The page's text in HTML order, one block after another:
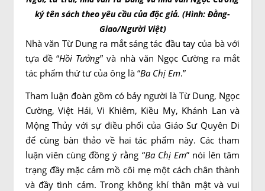
ký tên sách theo yêu cầu của độc giả. (Hình: Đằng-
Giao/Người Việt)
Nhà văn Từ Dung ra mắt sáng tác đầu tay của bà với
tựa đề “Hồi Tưởng” và nhà văn Ngọc Cường ra mắt
tác phẩm thứ tư của ông là “Ba Chị Em.”
Tham luận đoàn gồm có bảy người là Từ Dung, Ngọc
Cường, Việt Hải, Vi Khiêm, Kiều My, Khánh Lan và
Mộng Thủy với sự điều phối của Giáo Sư Quyên Di
để cùng bàn thảo về hai tác phẩm này. Các tham
luận viên cùng đồng ý rằng “Ba Chị Em” nói lên tâm
trạng đầy mặc cảm mồ côi mẹ một cách chân thành
và đầy tình cảm. Trong không khí thân mật và vui